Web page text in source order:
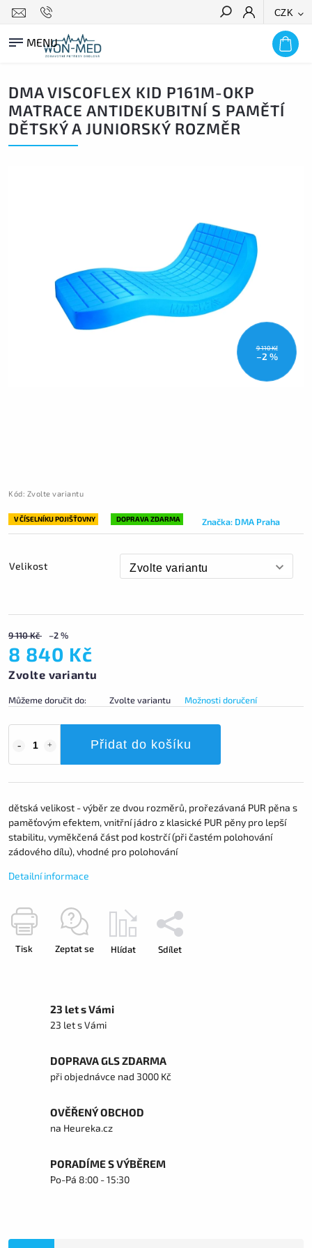
CZK
HLEDAT
DMA VISCOFLEX KID P161M-OKP
MATRACE ANTIDEKUBITNÍ S PAMĚTÍ
DĚTSKÝ A JUNIORSKÝ ROZMĚR
9 110 Kč
–2 %
Kód: Zvolte variantu
V ČÍSELNÍKU POJIŠŤOVNY DOPRAVA ZDARMA Značka: DMA Praha
Velikost
9 110 Kč –2 %
8 840 Kč
Zvolte variantu
Můžeme doručit do: Zvolte variantu Možnosti doručení
Přidat do košíku
dětská velikost - výběr ze dvou rozměrů, prořezávaná PUR pěna s
paměťovým efektem, vnitřní jádro z klasické PUR pěny pro lepší
stabilitu, vyměkčená část pod kostrčí (při častém polohování
zádového dílu), vhodné pro polohování
Detailní informace
Tisk Zeptat se Hlídat Sdílet
23 let s Vámi
23 let s Vámi
DOPRAVA GLS ZDARMA
při objednávce nad 3000 Kč
OVĚŘENÝ OBCHOD
na Heureka.cz
PORADÍME S VÝBĚREM
Po-Pá 8:00 - 15:30